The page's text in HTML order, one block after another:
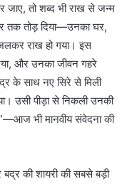
तो शब्द भी राख से जन्म
तक तोड़ दिया—उनका घर,
राख हो गया। इस
और उनका जीवन गहरे
के साथ नए सिरे से मिली
उसी पीड़ा से निकली उनकी
भी मानवीय संवेदना की
की शायरी की सबसे बड़ी